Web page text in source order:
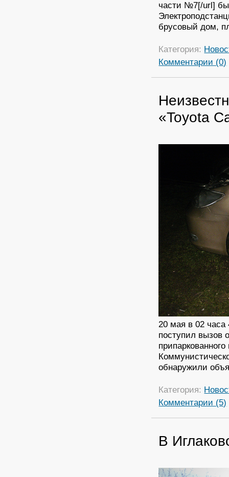
части №7[/url]
брусовый дом,
Категория:
Комментарии (0)
«Toyota
20 мая в 02
поступил вызов
обнаружили
Категория:
Комментарии (5)
В